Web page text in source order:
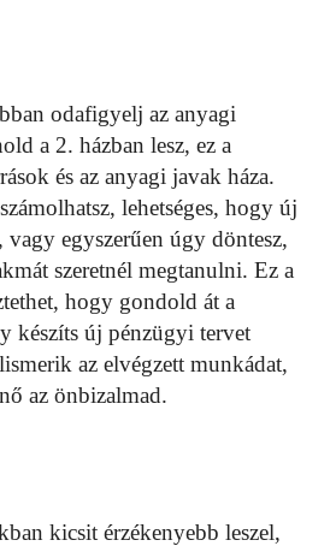
odafigyelj az anyagi
a 2. házban lesz, ez a
és az anyagi javak háza.
lehetséges, hogy új
egyszerűen úgy döntesz,
szeretnél megtanulni. Ez a
hogy gondold át a
készíts új pénzügyi tervet
az elvégzett munkádat,
az önbizalmad.
kicsit érzékenyebb leszel,